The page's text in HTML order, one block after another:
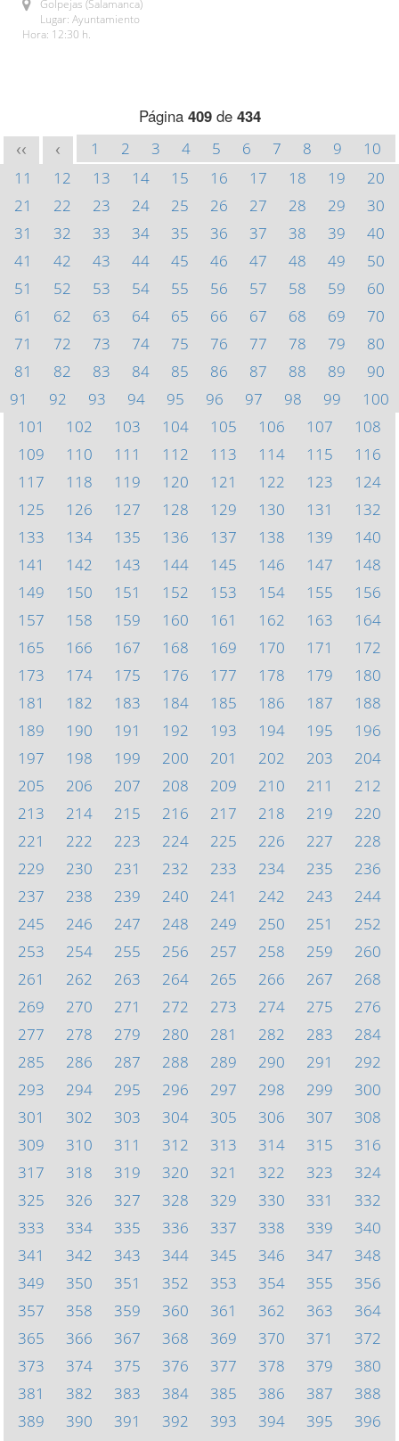
Golpejas (Salamanca)
Lugar: Ayuntamiento
Hora: 12:30 h.
Página 409de 434
<< < 1 2 3 4 5 6 7 8 9
10
11
12 13 14 15 16 17 18 19
20
21
22 23 24 25 26 27 28 29
30
31
32 33 34 35 36 37 38 39
40
41
42 43 44 45 46 47 48 49
50
51
52 53 54 55 56 57 58 59
60
61
62 63 64 65 66 67 68 69
70
71
72 73 74 75 76 77 78 79
80
81
82 83 84 85 86 87 88 89
90
91
92 93 94 95 96 97 98 99
100
101
102 103 104 105 106 107
108
109
110 111 112 113 114 115
116
117
118 119 120 121 122 123
124
125
126 127 128 129 130 131
132
133
134 135 136 137 138 139
140
141
142 143 144 145 146 147
148
149
150 151 152 153 154 155
156
157
158 159 160 161 162 163
164
165
166 167 168 169 170 171
172
173
174 175 176 177 178 179
180
181
182 183 184 185 186 187
188
189
190 191 192 193 194 195
196
197
198 199 200 201 202 203
204
205
206 207 208 209 210 211
212
213
214 215 216 217 218 219
220
221
222 223 224 225 226 227
228
229
230 231 232 233 234 235
236
237
238 239 240 241 242 243
244
245
246 247 248 249 250 251
252
253
254 255 256 257 258 259
260
261
262 263 264 265 266 267
268
269
270 271 272 273 274 275
276
277
278 279 280 281 282 283
284
285
286 287 288 289 290 291
292
293
294 295 296 297 298 299
300
301
302 303 304 305 306 307
308
309
310 311 312 313 314 315
316
317
318 319 320 321 322 323
324
325
326 327 328 329 330 331
332
333
334 335 336 337 338 339
340
341
342 343 344 345 346 347
348
349
350 351 352 353 354 355
356
357
358 359 360 361 362 363
364
365
366 367 368 369 370 371
372
373
374 375 376 377 378 379
380
381
382 383 384 385 386 387
388
389
390 391 392 393 394 395
396